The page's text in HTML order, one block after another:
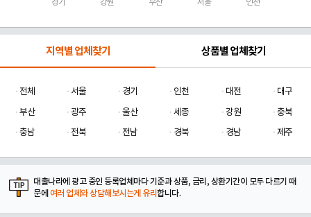
경기 강원 부산 서울 인천
지역별 업체찾기 상품별 업체찾기
전체 서울 경기 인천 대전
대구
부산
광주 울산 세종 강원
충북
충남
전북 전남 경북 경남 제주
대출나라에 광고 중인 등록업체마다 기준과 상품, 금리, 상환기간이 모두 다르기 때
문에 여러 업체와 상담해보시는게 유리합니다.